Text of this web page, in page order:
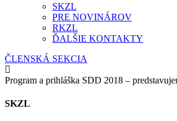
SKZL
PRE NOVINÁROV
RKZL
ĎALŠIE KONTAKTY
ČLENSKÁ SEKCIA
Program a prihláška SDD 2018 –
SKZL